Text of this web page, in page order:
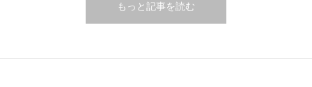
もっと記事を読む